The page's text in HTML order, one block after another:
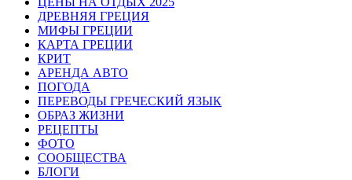
ДРЕВНЯЯ ГРЕЦИЯ
МИФЫ ГРЕЦИИ
КАРТА ГРЕЦИИ
КРИТ
АРЕНДА АВТО
ПОГОДА
ПЕРЕВОДЫ ГРЕЧЕСКИЙ ЯЗЫК
ОБРАЗ ЖИЗНИ
РЕЦЕПТЫ
ФОТО
СООБЩЕСТВА
БЛОГИ